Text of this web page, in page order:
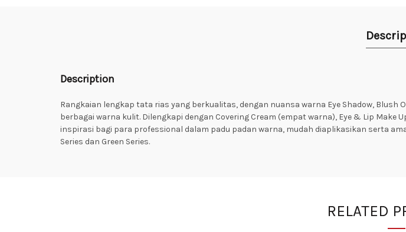
Description
Rangkaian lengkap tata rias yang berkualitas, dengan nuansa warna Eye Shadow,
berbagai warna kulit. Dilengkapi dengan Covering Cream (empat warna), Eye & Lip Make
inspirasi bagi para professional dalam padu padan warna, mudah diaplikasikan serta
Series dan Green Series.
RELATED